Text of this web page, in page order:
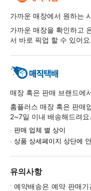
가까운 매장에서 원하는
가까운 매장을 확인하고
서 바로 픽업 할 수 있어요.
매장 혹은 판매 브랜드에
홈플러스 매장 혹은 판매
2~7일 이내 배송해드려요.
판매 업체 별 상이
상품 상세페이지 상단에
유의사항
예약배송은 예약 판매